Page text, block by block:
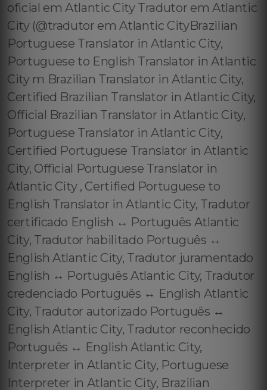
oficial em Atlantic City Tradutor em Atlantic
City (@tradutor em Atlantic CityBrazilian
Portuguese Translator in Atlantic City,
Portuguese to English Translator in Atlantic
City m Brazilian Translator in Atlantic City,
Certified Brazilian Translator in Atlantic City,
Official Brazilian Translator in Atlantic City,
Portuguese Translator in Atlantic City,
Certified Portuguese Translator in Atlantic
City, Official Portuguese Translator in
Atlantic City , Certified Portuguese to
English Translator in Atlantic City, Tradutor
certificado English ↔️ Português Atlantic
City, Tradutor habilitado Português ↔️
English Atlantic City, Tradutor juramentado
English ↔️ Português Atlantic City, Tradutor
credenciado Português ↔️ English Atlantic
City, Tradutor autorizado Português ↔️
English Atlantic City, Tradutor reconhecido
Português ↔️ English Atlantic City,
Interpreter in Atlantic City, Portuguese
Interpreter in Atlantic City, Brazilian